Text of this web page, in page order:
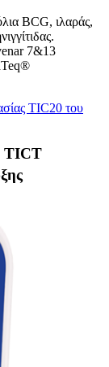
BCG, ιλαράς,
7&13
TIC20 του
TICT